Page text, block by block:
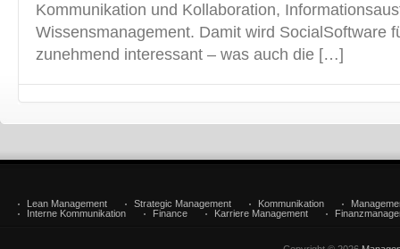
Kommunikation und Kollaboration,
Wissensmanagement. Damit wird SocialSoftware
zunehmend interessant – was auch die […]
Lean Management Strategic Management Kommunikation
Interne Kommunikation
Finance Karriere Management